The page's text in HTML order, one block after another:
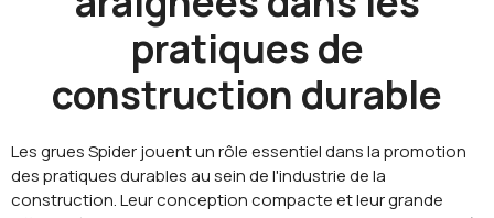
pratiques de
construction durable
Les grues Spider jouent un rôle essentiel dans la promotion
des pratiques durables au sein de l'industrie de la
construction. Leur conception compacte et leur grande